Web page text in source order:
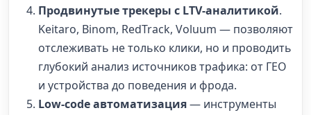
Продвинутые трекеры с LTV-аналитикой.
Keitaro, Binom, RedTrack, Voluum — позволяют
отслеживать не только клики, но и проводить
глубокий анализ источников трафика: от ГЕО
и устройства до поведения и фрода.
Low-code автоматизация— инструменты